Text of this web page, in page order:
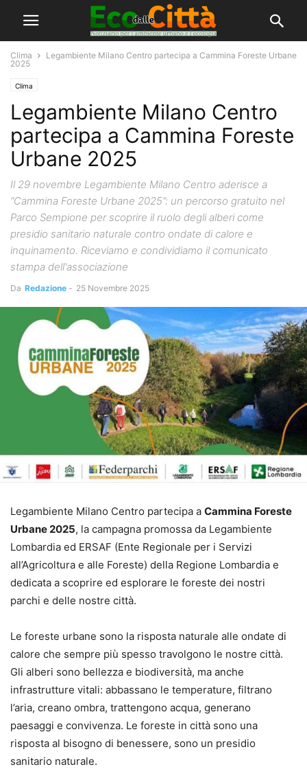
Clima
Legambiente Milano Centro partecipa a Cammina Foreste Urbane
2025
Clima
Legambiente Milano Centro
partecipa a Cammina Foreste
Urbane 2025
Il 29 novembre Legambiente Milano Centro aderisce a
“Cammina Foreste Urbane 2025”: un percorso gratuito nel
Parco Sempione per scoprire il ruolo degli alberi come
presidio sanitario naturale contro ondate di calore e
inquinamento. Riceviamo e condividiamo il comunicato
stampa dell'associazione
Da Redazione - 25 Novembre 2025
Legambiente Milano Centro partecipa a Cammina Foreste
Urbane 2025, la campagna promossa da Legambiente
Lombardia ed ERSAF (Ente Regionale per i Servizi
all’Agricoltura e alle Foreste) della Regione Lombardia e
dedicata a scoprire ed esplorare le foreste dei nostri
parchi e delle nostre città.
Le foreste urbane sono la risposta naturale alle ondate di
calore che sempre più spesso travolgono le nostre città.
Gli alberi sono bellezza e biodiversità, ma anche
infrastrutture vitali: abbassano le temperature, filtrano
l’aria, creano ombra, trattengono acqua, generano
paesaggi e convivenza. Le foreste in città sono una
risposta al bisogno di benessere, sono un presidio
sanitario naturale.